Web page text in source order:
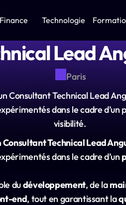
Finance Technologie
Lead
Paris
Consultant Technical Lead
dans le cadre
visibilité.
Consultant Technical Lead
dans le cadre d’un
du développement, de la
end, tout en garantissant la